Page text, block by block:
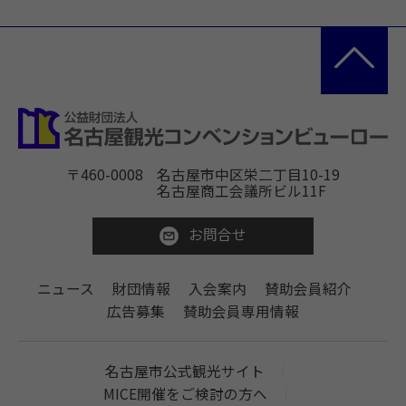
〒460-0008 名古屋市中区栄二丁目10-19
名古屋商工会議所ビル11F
お問合せ
ニュース 財団情報 入会案内
賛助会員紹介
広告募集
賛助会員専用情報
名古屋市公式観光サイト
MICE開催をご検討の方へ